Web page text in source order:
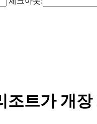
조트가 개